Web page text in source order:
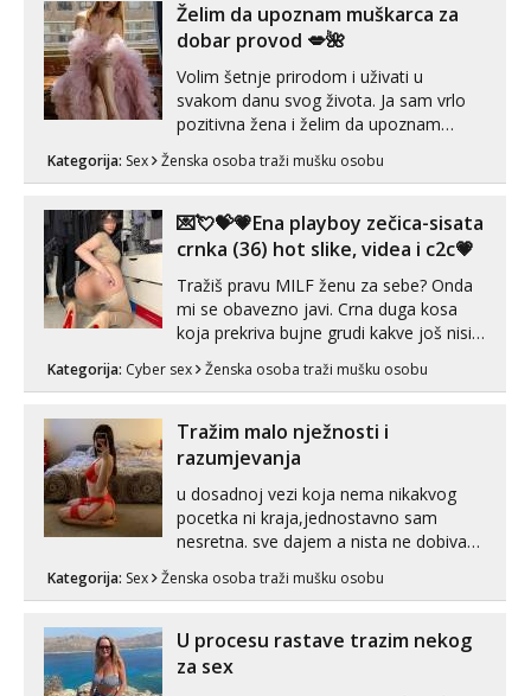
Želim da upoznam muškarca za
dobar provod 💋🌺
Volim šetnje prirodom i uživati u
svakom danu svog života. Ja sam vrlo
pozitivna žena i želim da upoznam
može i nešto više.💋🌺 Klikni na link
Kategorija: Sex Ženska osoba traži mušku osobu
💌💘💝💗Ena playboy zečica-sisata
crnka (36) hot slike, videa i c2c💗
Tražiš pravu MILF ženu za sebe? Onda
mi se obavezno javi. Crna duga kosa
koja prekriva bujne grudi kakve još nisi
vidio, čista ŠESTICA! A usne? O usnama
bolje da ni ne pričam. Prave pune usne
vjeruj mi, takve još nisi vidio. Uvijek sam
spremna za ONLOINE zabavu...
Kategorija: Cyber sex Ženska osoba traži mušku osobu
Tražim malo nježnosti i
razumjevanja
u dosadnoj vezi koja nema nikakvog
pocetka ni kraja,jednostavno sam
nesretna. sve dajem a nista ne dobivam
zadovoljiti moje potrebe,ne trazim puno
volim njezan seks i njezne poljupce po
tijelu koji me jako pale,obozavam kad
Kategorija: Sex Ženska osoba traži mušku osobu
U procesu rastave trazim nekog
za sex